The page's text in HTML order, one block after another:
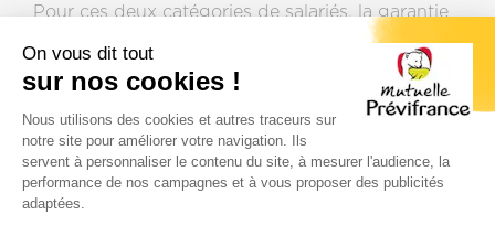
On vous dit tout
sur nos cookies !
Plateforme de Gestion du
Nous utilisons des cookies et autres traceurs sur
notre site pour améliorer votre navigation. Ils
servent à personnaliser le contenu du site, à mesurer l'audience, la
performance de nos campagnes et à vous proposer des publicités
adaptées.
Pour ces deux catégories de salariés, la garantie
prévoyance de la CCN Commerce de Gros
couvre les risques liés au décès ou à la perte
totale et irréversible d’autonomie (PTIA).Elle
inclut une rente d’éducation pour les enfants à
charge jusqu’à leur 26ᵉ anniversaire (si poursuite
d’études), une rente orphelin, la prise en charge
des frais d’obsèques.
La prévoyance prévoit aussi le